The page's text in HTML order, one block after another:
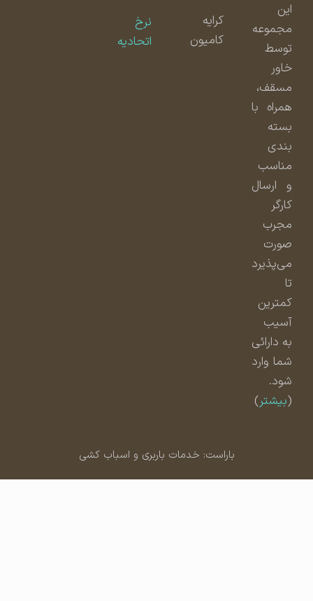
مجموعه
توسط
مسقف،
همراه با
بسته
بندی
مناسب
و ارسال
مجرب
صورت
می‌پذیرد
کمترین
آسیب
به دارائی
شما وارد
شود.
بیشتر)
کامیون
اتحادیه
باراست: خدمات باربری و اسباب کشی